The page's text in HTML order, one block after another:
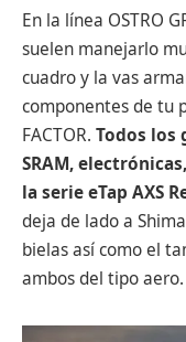
En la línea OSTRO
suelen manejarlo
cuadro y la vas
componentes de tu
FACTOR. Todos los
SRAM,
la serie eTap AXS
deja de lado a
bielas así como el
ambos del tipo aero.